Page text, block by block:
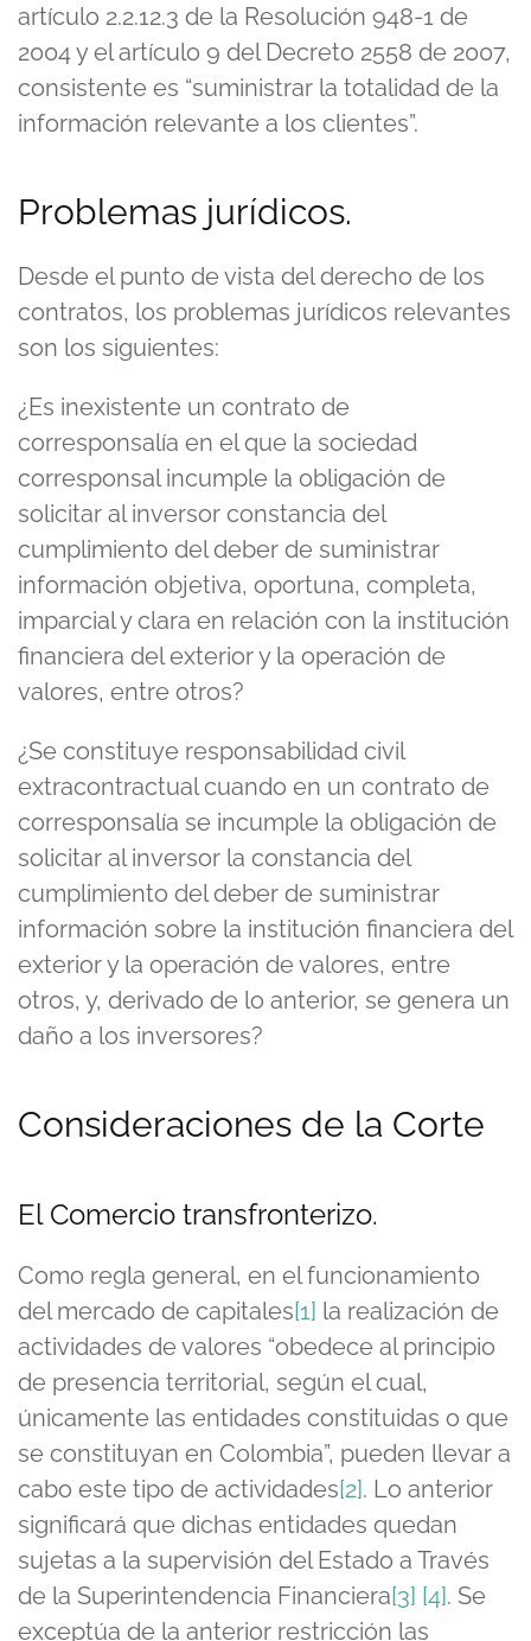
artículo 2.2.12.3 de la Resolución 948-1 de
2004 y el artículo 9 del Decreto 2558 de 2007,
consistente es “suministrar la totalidad de la
información relevante a los clientes”.
Problemas jurídicos.
Desde el punto de vista del derecho de los
contratos, los problemas jurídicos relevantes
son los siguientes:
¿Es inexistente un contrato de
corresponsalía en el que la sociedad
corresponsal incumple la obligación de
solicitar al inversor constancia del
cumplimiento del deber de suministrar
información objetiva, oportuna, completa,
imparcial y clara en relación con la institución
financiera del exterior y la operación de
valores, entre otros?
¿Se constituye responsabilidad civil
extracontractual cuando en un contrato de
corresponsalía se incumple la obligación de
solicitar al inversor la constancia del
cumplimiento del deber de suministrar
información sobre la institución financiera del
exterior y la operación de valores, entre
otros, y, derivado de lo anterior, se genera un
daño a los inversores?
Consideraciones de la Corte
El Comercio transfronterizo.
Como regla general, en el funcionamiento
del mercado de capitales[1] la realización de
actividades de valores “obedece al principio
de presencia territorial, según el cual,
únicamente las entidades constituidas o que
se constituyan en Colombia”, pueden llevar a
cabo este tipo de actividades[2]. Lo anterior
significará que dichas entidades quedan
sujetas a la supervisión del Estado a Través
de la Superintendencia Financiera[3] [4]. Se
exceptúa de la anterior restricción las